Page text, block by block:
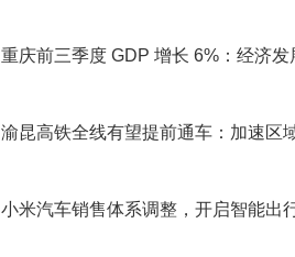
重庆前三季度 GDP 增长 6%：经济发展稳中有进，展现强
渝昆高铁全线有望提前通车：加速区域发展
小米汽车销售体系调整，开启智能出